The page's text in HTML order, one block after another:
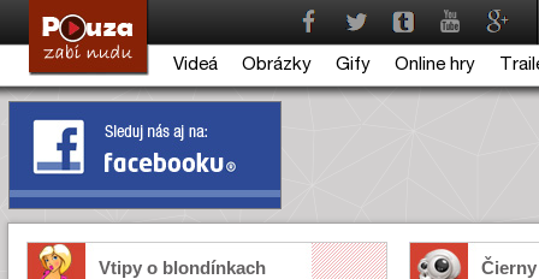
Videá Obrázky Gify Online hry
Vtipy o blondínkach